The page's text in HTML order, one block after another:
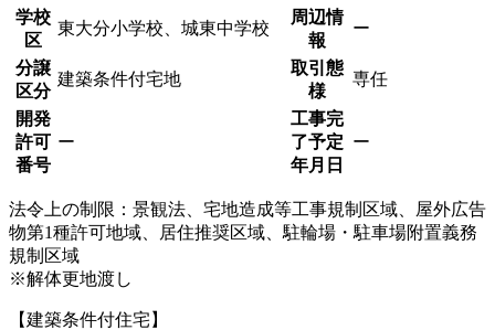
学校
区
東大分小学校、城東中学校
周辺情
報
ー
分譲
区分
建築条件付宅地
取引態
様
専任
開発
許可
番号
ー
工事完
了予定
年月日
ー
法令上の制限：景観法、宅地造成等工事規制区域、屋外広告
物第1種許可地域、居住推奨区域、駐輪場・駐車場附置義務
規制区域
※解体更地渡し
【建築条件付住宅】